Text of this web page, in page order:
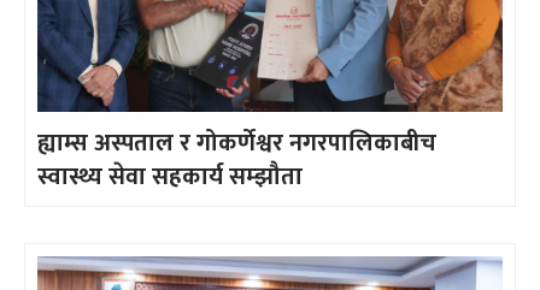
ह्याम्स अस्पताल र गोकर्णेश्वर नगरपालिकाबीच
स्वास्थ्य सेवा सहकार्य सम्झौता